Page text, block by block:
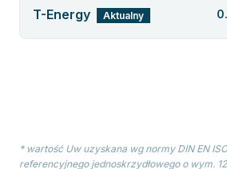
T-Energy Aktualny
* wartość Uw uzyskana wg normy DIN EN
referencyjnego jednoskrzydłowego o wym.